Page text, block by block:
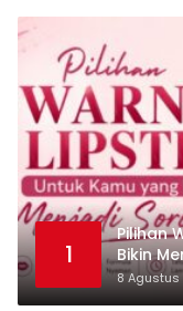
1
Pilihan
Bikin
8 Agustus